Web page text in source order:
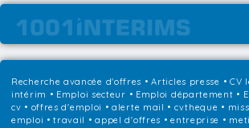
Recherche avancée d'offres •Articles presse • CV
intérim • Emploi secteur • Emploi département •
cv • offres d'emploi • alerte mail • cvtheque •
emploi • travail • appel d'offres • entreprise •